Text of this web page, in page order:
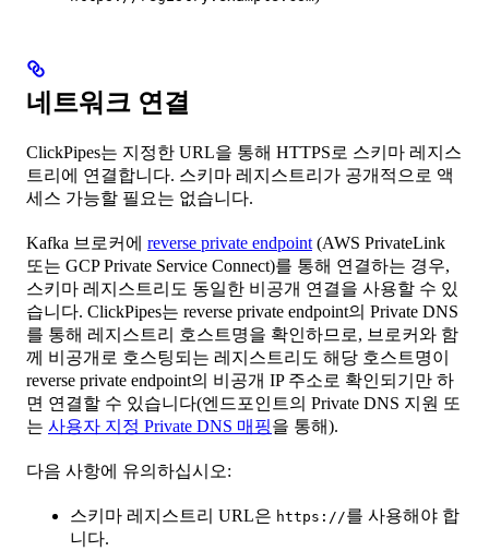
네트워크 연결
ClickPipes는 지정한 URL을 통해 HTTPS로 스키마 레지스
트리에 연결합니다. 스키마 레지스트리가 공개적으로 액
세스 가능할 필요는 없습니다.
Kafka 브로커에 reverse private endpoint(AWS PrivateLink
또는 GCP Private Service Connect)를 통해 연결하는 경우,
스키마 레지스트리도 동일한 비공개 연결을 사용할 수 있
습니다. ClickPipes는 reverse private endpoint의 Private DNS
를 통해 레지스트리 호스트명을 확인하므로, 브로커와 함
께 비공개로 호스팅되는 레지스트리도 해당 호스트명이
reverse private endpoint의 비공개 IP 주소로 확인되기만 하
면 연결할 수 있습니다(엔드포인트의 Private DNS 지원 또
는 사용자 지정 Private DNS 매핑을 통해).
다음 사항에 유의하십시오:
스키마 레지스트리 URL은 https://를 사용해야 합
니다.